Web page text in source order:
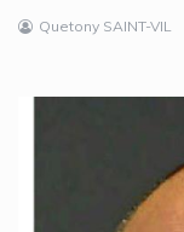
Quetony SAINT-VIL